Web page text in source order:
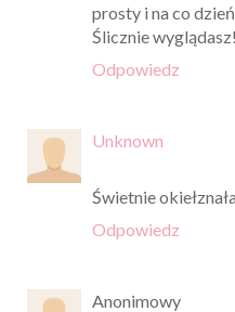
prosty i na co
Ślicznie wyglądasz!
Odpowiedz
Unknown
Świetnie
Odpowiedz
Anonimowy